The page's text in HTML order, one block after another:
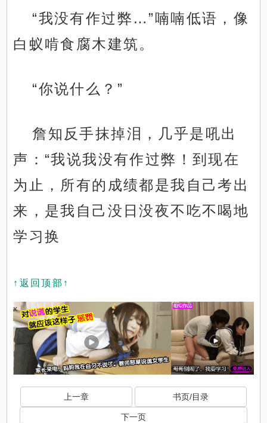
“我没有作过弊…”喃喃低语，像
白蚁啃食腐木建筑。
“你说什么？”
詹知反手抹掉泪，几乎是吼出
声：“我说我没有作过弊！到现在
为止，所有的成绩都是我自己考出
来，是我自己没日没夜不吃不喝地
学习换
↑返回顶部↑
x
上一章 书页/目录
下一页